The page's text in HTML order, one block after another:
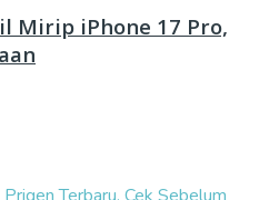
Mirip iPhone 17 Pro,